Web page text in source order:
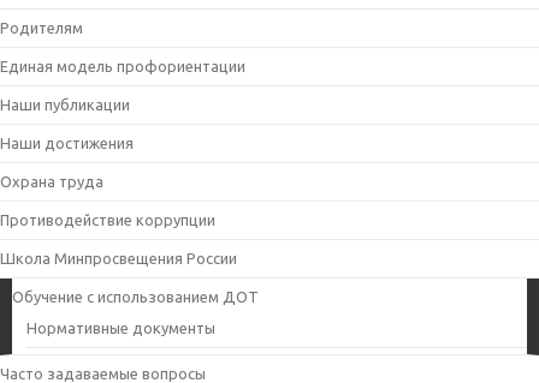
Родителям
Единая модель профориентации
Наши публикации
Наши достижения
Охрана труда
Противодействие коррупции
Школа Минпросвещения России
Обучение с использованием ДОТ
Нормативные документы
Часто задаваемые вопросы